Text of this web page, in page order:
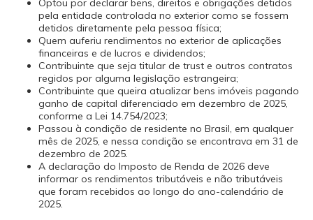
Optou por declarar bens, direitos e obrigações detidos
pela entidade controlada no exterior como se fossem
detidos diretamente pela pessoa física;
Quem auferiu rendimentos no exterior de aplicações
financeiras e de lucros e dividendos;
Contribuinte que seja titular de trust e outros contratos
regidos por alguma legislação estrangeira;
Contribuinte que queira atualizar bens imóveis pagando
ganho de capital diferenciado em dezembro de 2025,
conforme a Lei 14.754/2023;
Passou à condição de residente no Brasil, em qualquer
mês de 2025, e nessa condição se encontrava em 31 de
dezembro de 2025.
A declaração do Imposto de Renda de 2026 deve
informar os rendimentos tributáveis e não tributáveis
que foram recebidos ao longo do ano-calendário de
2025.